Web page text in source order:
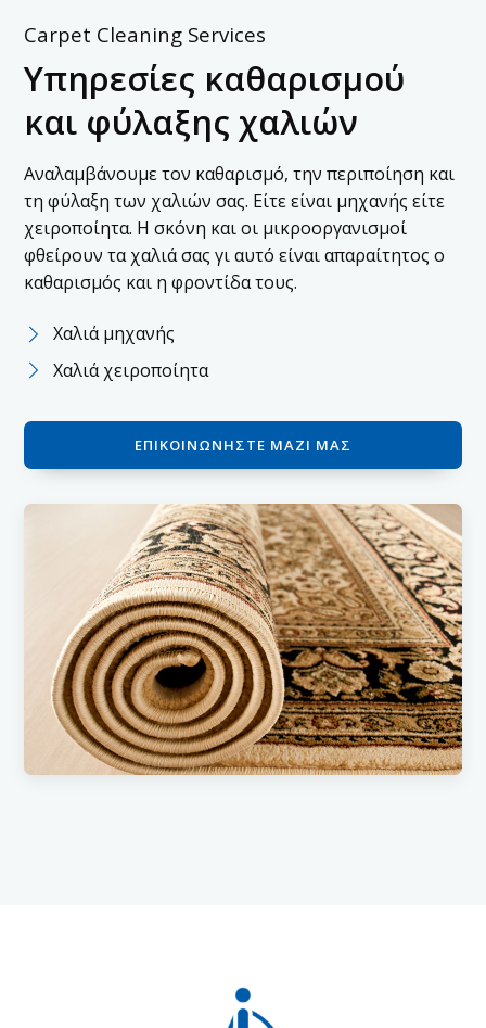
Carpet Cleaning Services
Υπηρεσίες καθαρισμού
και φύλαξης χαλιών
Αναλαμβάνουμε τον καθαρισμό, την περιποίηση και
τη φύλαξη των χαλιών σας. Είτε είναι μηχανής είτε
χειροποίητα. H σκόνη και οι μικροοργανισμοί
φθείρουν τα χαλιά σας γι αυτό είναι απαραίτητος ο
καθαρισμός και η φροντίδα τους.
Χαλιά μηχανής
Χαλιά χειροποίητα
ΕΠΙΚΟΙΝΩΝΉΣΤΕ ΜΑΖΊ ΜΑΣ